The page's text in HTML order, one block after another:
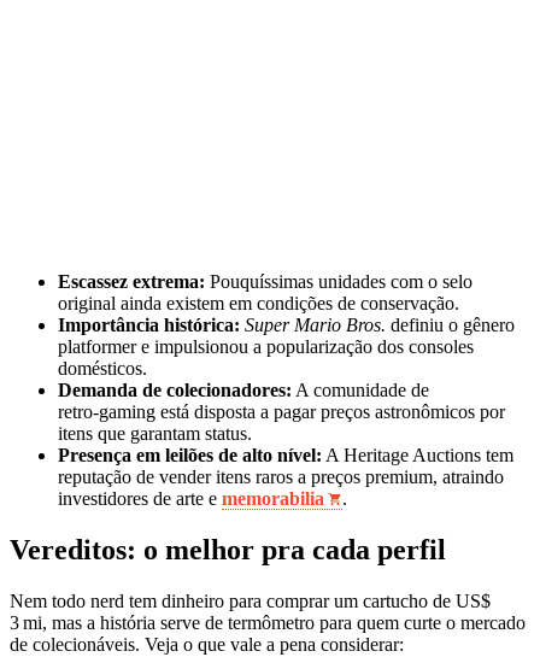
Escassez extrema: Pouquíssimas unidades com o selo
original ainda existem em condições de conservação.
Importância histórica: Super Mario Bros. definiu o gênero
platformer e impulsionou a popularização dos consoles
domésticos.
Demanda de colecionadores: A comunidade de
retro‑gaming está disposta a pagar preços astronômicos por
itens que garantam status.
Presença em leilões de alto nível: A Heritage Auctions tem
reputação de vender itens raros a preços premium, atraindo
investidores de arte e memorabilia .
Vereditos: o melhor pra cada perfil
Nem todo nerd tem dinheiro para comprar um cartucho de US$
3 mi, mas a história serve de termômetro para quem curte o mercado
de colecionáveis. Veja o que vale a pena considerar: